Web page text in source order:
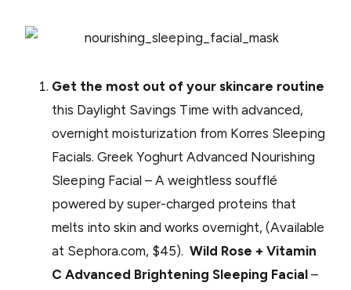
Get the most out of your skincare routine
this Daylight Savings Time with advanced,
overnight moisturization from Korres Sleeping
Facials. Greek Yoghurt Advanced Nourishing
Sleeping Facial – A weightless soufflé
powered by super-charged proteins that
melts into skin and works overnight, (Available
at Sephora.com, $45). Wild Rose + Vitamin
C Advanced Brightening Sleeping Facial –